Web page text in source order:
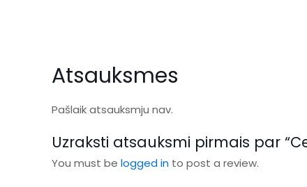
Atsauksmes
Pašlaik atsauksmju nav.
Uzraksti atsauksmi pirmais par
You must be logged in to post a review.